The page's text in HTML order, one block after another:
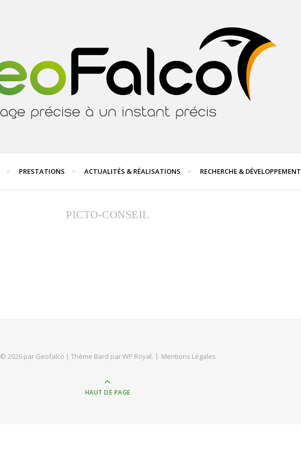
PRESTATIONS ACTUALITÉS & RÉALISATIONS RECHERCHE & DÉVELOPPEMENT
PICTO-CONSEIL
© 2026 par Geofalco | Thème Bard parWP Royal. Mentions Légales
HAUT DE PAGE